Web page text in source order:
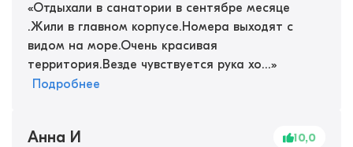
«Отдыхали в санатории в сентябре месяце
.Жили в главном корпусе.Номера выходят с
видом на море.Очень красивая
территория.Везде чувствуется рука хо...»
Подробнее
Анна И 10,0